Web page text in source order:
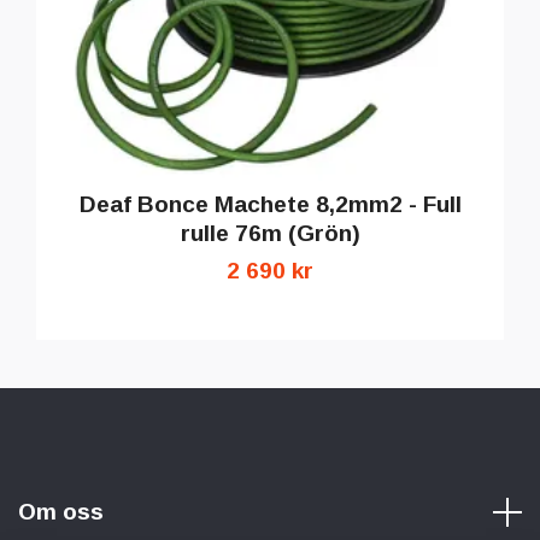
Deaf Bonce Machete 8,2mm2 - Full
rulle 76m (Grön)
2 690 kr
Om oss